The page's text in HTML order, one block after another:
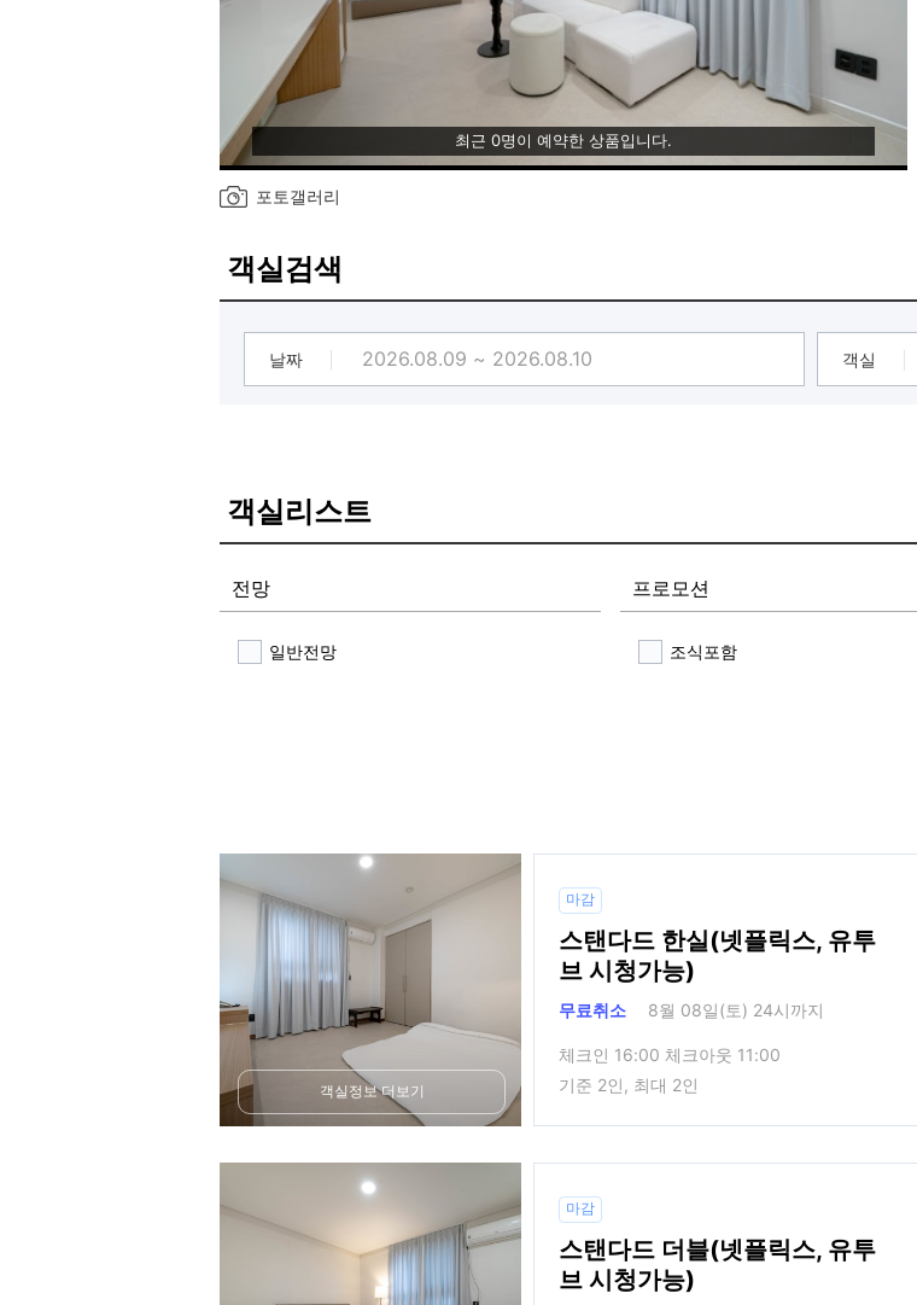
최근 0명이 예약한 상품입니다.
포토갤러리
객실검색
날짜 객실
객실리스트
전망
일반전망
프로모션
조식포함
객실정보 더보기
마감
스탠다드 한실(넷플릭스, 유투
브 시청가능)
무료취소 8월 08일(토) 24시까지
체크인 16:00 체크아웃 11:00
기준 2인, 최대 2인
마감
스탠다드 더블(넷플릭스, 유투
브 시청가능)